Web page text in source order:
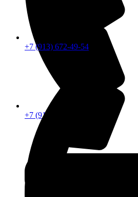
+7 (913) 672-49-54
+7 (913) 672-49-54